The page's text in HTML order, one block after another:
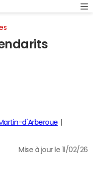
d'Arberoue
Mise à jour le 11/02/26